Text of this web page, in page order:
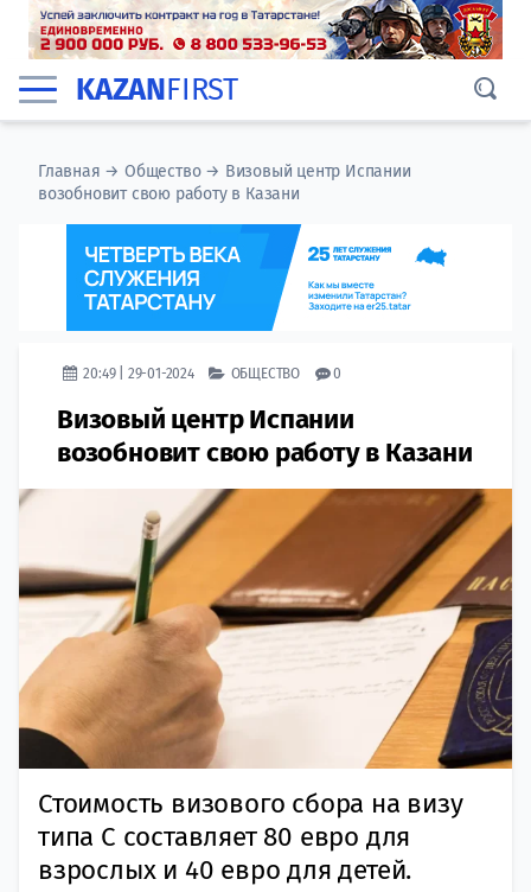
KAZANFIRST
Главная →Общество→ Визовый центр Испании
возобновит свою работу в Казани
20:49 | 29-01-2024 ОБЩЕСТВО 0
Визовый центр Испании
возобновит свою работу в Казани
Стоимость визового сбора на визу
типа С составляет 80 евро для
взрослых и 40 евро для детей.